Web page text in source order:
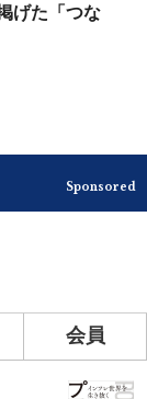
げた「つな
Sponsored
会員